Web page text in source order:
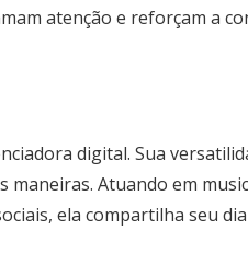
atenção e reforçam a
digital. Sua
Atuando em
ela compartilha seu